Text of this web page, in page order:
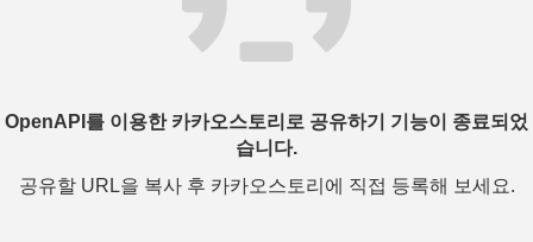
OpenAPI를 이용한 카카오스토리로 공유하기 기능이 종료되었
습니다.
공유할 URL을 복사 후 카카오스토리에 직접 등록해 보세요.